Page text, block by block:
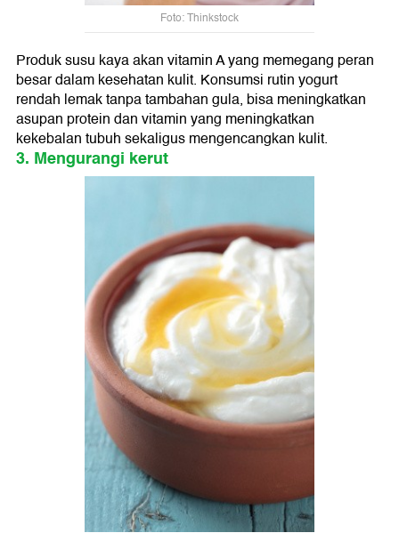
Foto: Thinkstock
Produk susu kaya akan vitamin A yang memegang peran
besar dalam kesehatan kulit. Konsumsi rutin yogurt
rendah lemak tanpa tambahan gula, bisa meningkatkan
asupan protein dan vitamin yang meningkatkan
kekebalan tubuh sekaligus mengencangkan kulit.
3. Mengurangi kerut